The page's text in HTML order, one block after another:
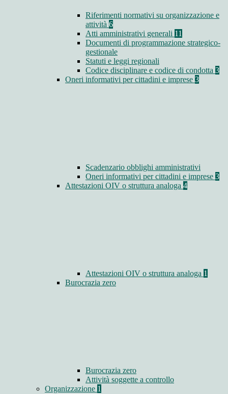
Riferimenti normativi su organizzazione e
attività 6
Atti amministrativi generali 11
Documenti di programmazione strategico-
gestionale
Statuti e leggi regionali
Codice disciplinare e codice di condotta 3
Oneri informativi per cittadini e imprese 3
Scadenzario obblighi amministrativi
Oneri informativi per cittadini e imprese 3
Attestazioni OIV o struttura analoga 4
Attestazioni OIV o struttura analoga 1
Burocrazia zero
Burocrazia zero
Attività soggette a controllo
Organizzazione 1